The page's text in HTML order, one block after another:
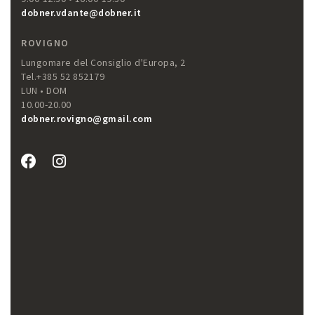
dobner.vdante@dobner.it
ROVIGNO
Lungomare del Consiglio d'Europa, 2
Tel.+385 52 852179
LUN • DOM
10.00-20.00
dobner.rovigno@gmail.com